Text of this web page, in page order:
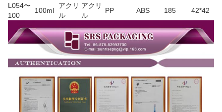
L054〜
100
100ml
アクリ
ル
アクリ
ル
PP ABS 185 42*42